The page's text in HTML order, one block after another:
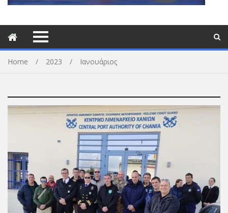
Home 2023 Ιανουάριος